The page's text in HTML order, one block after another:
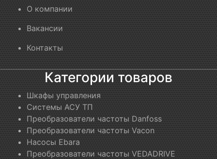
О компании
Вакансии
Контакты
Категории товаров
Шкафы управления
Системы АСУ ТП
Преобразователи частоты Danfoss
Преобразователи частоты Vacon
Насосы Ebara
Преобразователи частоты VEDADRIVE